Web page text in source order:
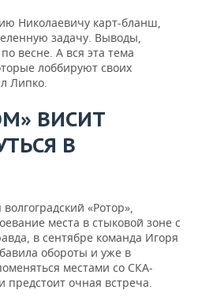
Николаевичу карт-бланш,
задачу. Выводы,
весне. А вся эта тема
лоббируют своих
Липко.
ВИСИТ
В
«Ротор»,
места в стыковой зоне с
в сентябре команда Игоря
обороты и уже в
местами со СКА-
предстоит очная встреча.